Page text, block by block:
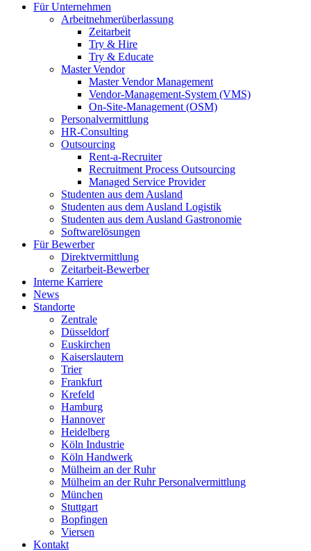
Für Unternehmen
Arbeitnehmerüberlassung
Zeitarbeit
Try & Hire
Try & Educate
Master Vendor
Master Vendor Management
Vendor-Management-System (VMS)
On-Site-Management (OSM)
Personalvermittlung
HR-Consulting
Outsourcing
Rent-a-Recruiter
Recruitment Process Outsourcing
Managed Service Provider
Studenten aus dem Ausland
Studenten aus dem Ausland Logistik
Studenten aus dem Ausland Gastronomie
Softwarelösungen
Für Bewerber
Direktvermittlung
Zeitarbeit-Bewerber
Interne Karriere
News
Standorte
Zentrale
Düsseldorf
Euskirchen
Kaiserslautern
Trier
Frankfurt
Krefeld
Hamburg
Hannover
Heidelberg
Köln Industrie
Köln Handwerk
Mülheim an der Ruhr
Mülheim an der Ruhr Personalvermittlung
München
Stuttgart
Bopfingen
Viersen
Kontakt